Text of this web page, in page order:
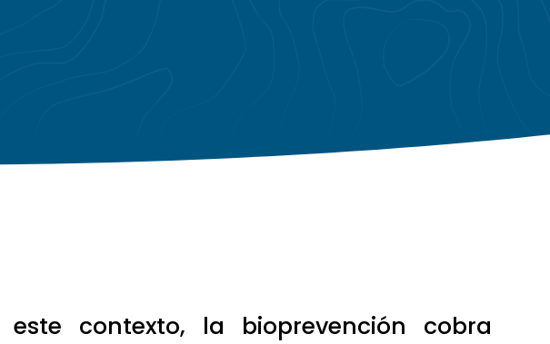
este contexto, la bioprevención cobra